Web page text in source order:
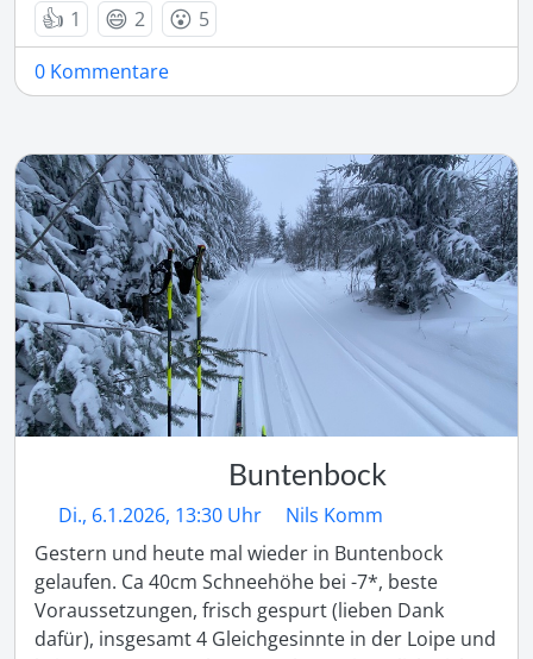
👍 1 😄 2 😮 5
0 Kommentare
Buntenbock
Di., 6.1.2026, 13:30 Uhr
Nils Komm
Gestern und heute mal wieder in Buntenbock
gelaufen. Ca 40cm Schneehöhe bei -7*, beste
Voraussetzungen, frisch gespurt (lieben Dank
dafür), insgesamt 4 Gleichgesinnte in der Loipe und